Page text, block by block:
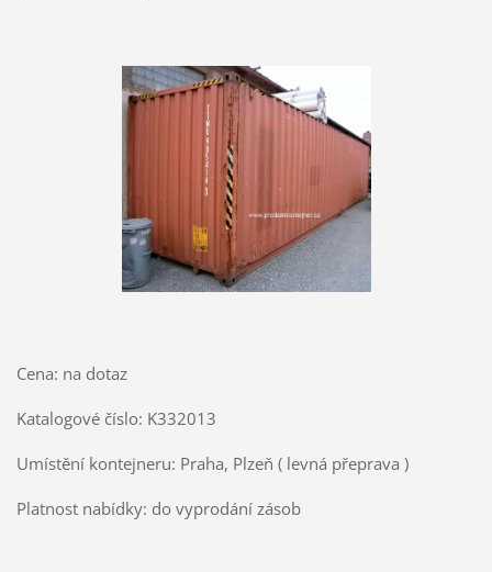
Cena: na dotaz
Katalogové číslo: K332013
Umístění kontejneru: Praha, Plzeň ( levná přeprava )
Platnost nabídky: do vyprodání zásob